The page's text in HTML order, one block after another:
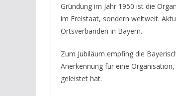
Gründung im Jahr 1950 ist die
im Freistaat, sondern weltweit.
Ortsverbänden in Bayern.
Zum Jubiläum empfing die
Anerkennung für eine
geleistet hat.